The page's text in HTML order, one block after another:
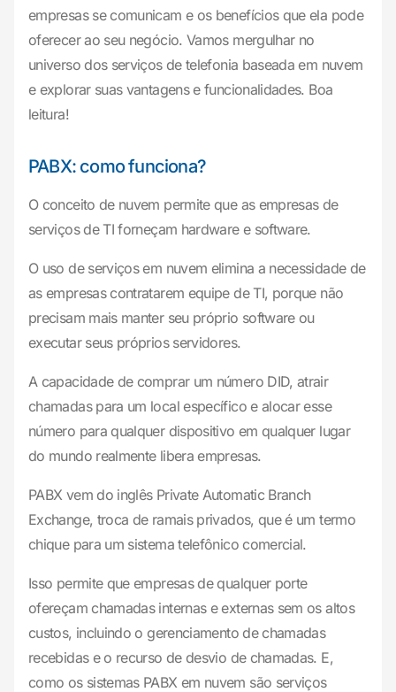
empresas se comunicam e os benefícios que ela pode
oferecer ao seu negócio. Vamos mergulhar no
universo dos serviços de telefonia baseada em nuvem
e explorar suas vantagens e funcionalidades. Boa
leitura!
PABX: como funciona?
O conceito de nuvem permite que as empresas de
serviços de TI forneçam hardware e software.
O uso de serviços em nuvem elimina a necessidade de
as empresas contratarem equipe de TI, porque não
precisam mais manter seu próprio software ou
executar seus próprios servidores.
A capacidade de comprar um número DID, atrair
chamadas para um local específico e alocar esse
número para qualquer dispositivo em qualquer lugar
do mundo realmente libera empresas.
PABX vem do inglês Private Automatic Branch
Exchange, troca de ramais privados, que é um termo
chique para um sistema telefônico comercial.
Isso permite que empresas de qualquer porte
ofereçam chamadas internas e externas sem os altos
custos, incluindo o gerenciamento de chamadas
recebidas e o recurso de desvio de chamadas. E,
como os sistemas PABX em nuvem são serviços